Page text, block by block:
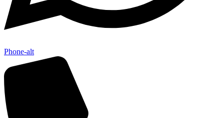
Phone-alt